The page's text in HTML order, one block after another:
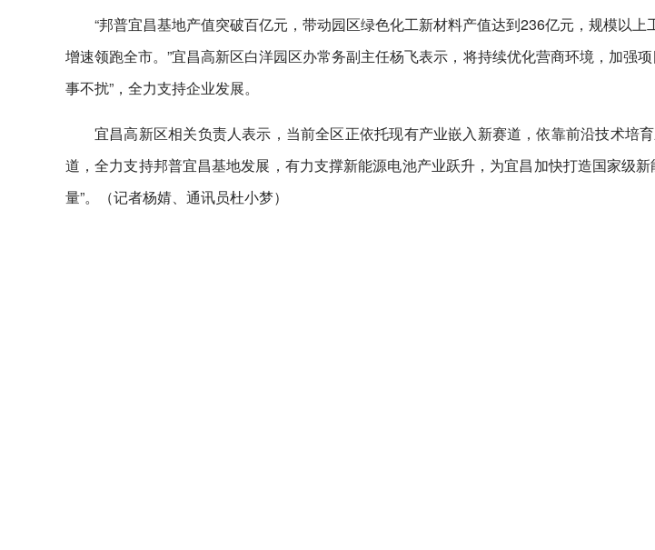
“邦普宜昌基地产值突破百亿元，带动园区绿色化工新材料产值达到236亿元，规模以上
增速领跑全市。”宜昌高新区白洋园区办常务副主任杨飞表示，将持续优化营商环境，加强
事不扰”，全力支持企业发展。
宜昌高新区相关负责人表示，当前全区正依托现有产业嵌入新赛道，依靠前沿技术培
道，全力支持邦普宜昌基地发展，有力支撑新能源电池产业跃升，为宜昌加快打造国家级
量”。（记者杨婧、通讯员杜小梦）